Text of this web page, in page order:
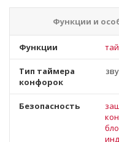
Функции и
Функции
Тип таймера
конфорок
Безопасность